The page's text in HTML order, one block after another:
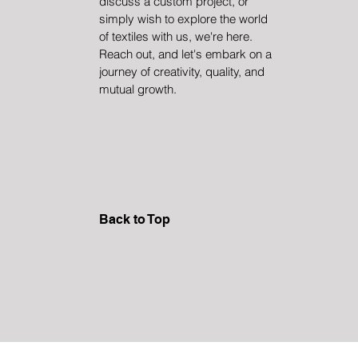
ideal bir seçim haline getiriyor. Dayanıklı
kumaş, uzun ömürlülüğü garanti ederek konfor
kusursuz bir şekilde dengeleyen şık ve yalıtımlı
için mükemmeldir. Doğal konfor ve dayanıklılığın
modasının taleplerini rakipsiz bir sıcaklık
Lupine Textile'in 3 İplik Kumaşının olağanüstü
simply wish to explore the world
of textiles with us, we're here.
Reach out, and let's embark on a
journey of creativity, quality, and
mutual growth.
Back to Top